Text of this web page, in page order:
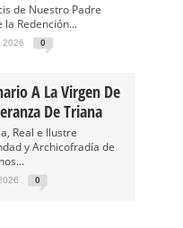
de Nuestro Padre
la Redención...
2026 0
A La Virgen De
De Triana
Real e Ilustre
y Archicofradía de
0